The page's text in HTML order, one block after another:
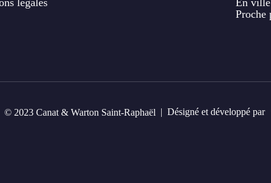
légales
En ville
Proche
© 2023 Canat & Warton Saint-Raphaël Désigné et développé par